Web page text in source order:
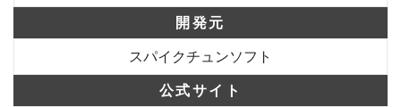
開発元
スパイクチュンソフト
公式サイト